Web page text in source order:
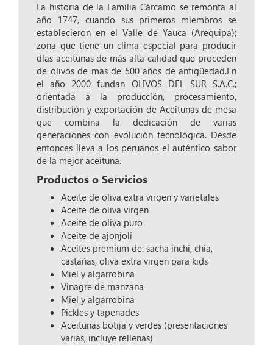
La historia de la Familia Cárcamo se remonta al
año 1747, cuando sus primeros miembros se
establecieron en el Valle de Yauca (Arequipa);
zona que tiene un clima especial para producir
dlas aceitunas de más alta calidad que proceden
de olivos de mas de 500 años de antigüedad.En
el año 2000 fundan OLIVOS DEL SUR S.A.C.;
orientada a la producción, procesamiento,
distribución y exportación de Aceitunas de mesa
que combina la dedicación de varias
generaciones con evolución tecnológica. Desde
entonces lleva a los peruanos el auténtico sabor
de la mejor aceituna.
Productos o Servicios
Aceite de oliva extra virgen y varietales
Aceite de oliva virgen
Aceite de oliva puro
Aceite de ajonjoli
Aceites premium de: sacha inchi, chia,
castañas, oliva extra virgen para kids
Miel y algarrobina
Vinagre de manzana
Miel y algarrobina
Pickles y tapenades
Aceitunas botija y verdes (presentaciones
varias, incluye rellenas)